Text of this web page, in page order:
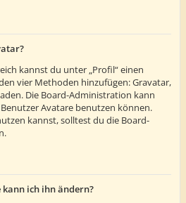
kannst du unter „Profil“ einen
vier Methoden hinzufügen: Gravatar,
Die Board-Administration kann
Avatare benutzen können.
kannst, solltest du die Board-
kann ich ihn ändern?